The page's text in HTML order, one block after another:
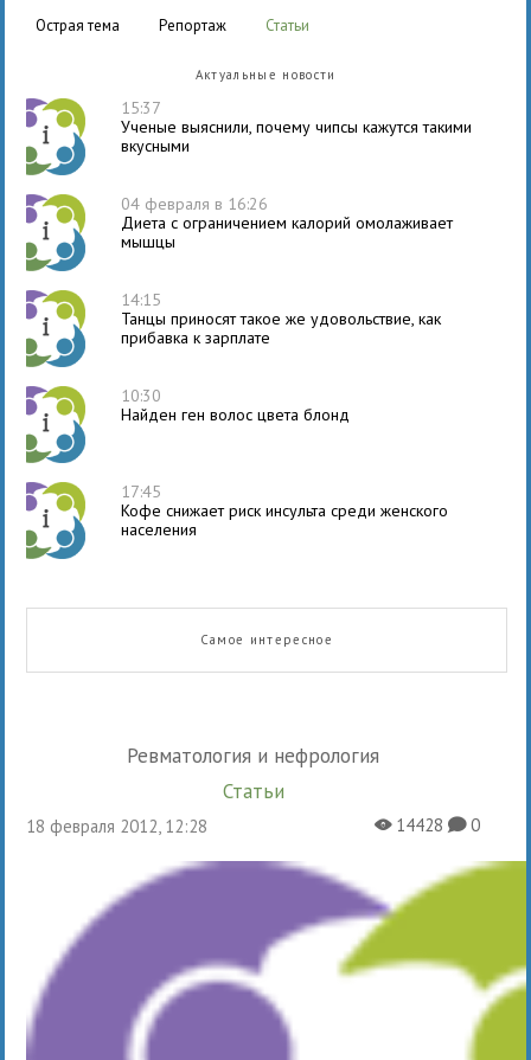
острая тема
репортаж статьи
Актуальные новости
15:37
Ученые выяснили, почему чипсы кажутся такими
вкусными
04 февраля в 16:26
Диета с ограничением калорий омолаживает
мышцы
14:15
Танцы приносят такое же удовольствие, как
прибавка к зарплате
10:30
Найден ген волос цвета блонд
17:45
Кофе снижает риск инсульта среди женского
населения
Самое интересное
Ревматология и нефрология
Статьи
18 февраля 2012, 12:28 X14428K0